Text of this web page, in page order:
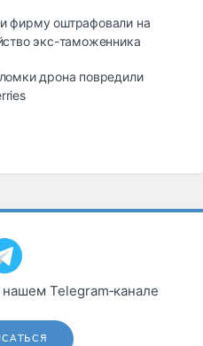
фирму оштрафовали на
экс-таможенника
дрона повредили
Telegram‑канале